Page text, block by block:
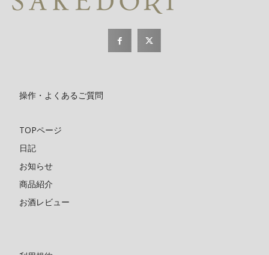
操作・よくあるご質問
TOPページ
日記
お知らせ
商品紹介
お酒レビュー